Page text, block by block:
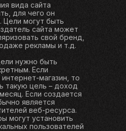
вида сайта
для чего он
Цели могут быть
сайта может
свой бренд,
рекламы и т.д.
нужно быть
Если
магазин, то
такую цель – доход
Если создается
является
веб-ресурса.
могут установить
пользователей